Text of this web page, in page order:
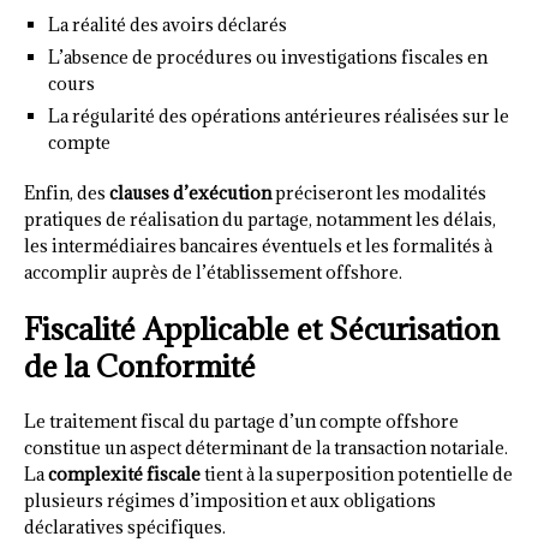
La réalité des avoirs déclarés
L’absence de procédures ou investigations fiscales en
cours
La régularité des opérations antérieures réalisées sur le
compte
Enfin, des clauses d’exécutionpréciseront les modalités
pratiques de réalisation du partage, notamment les délais,
les intermédiaires bancaires éventuels et les formalités à
accomplir auprès de l’établissement offshore.
Fiscalité Applicable et Sécurisation
de la Conformité
Le traitement fiscal du partage d’un compte offshore
constitue un aspect déterminant de la transaction notariale.
Lacomplexité fiscaletient à la superposition potentielle de
plusieurs régimes d’imposition et aux obligations
déclaratives spécifiques.